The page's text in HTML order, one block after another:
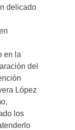
delicado
en la
del
López
los